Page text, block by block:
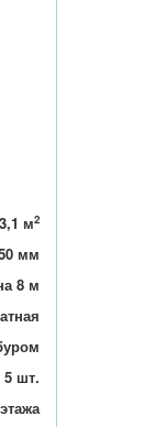
м2
мм
8 м
5 шт.